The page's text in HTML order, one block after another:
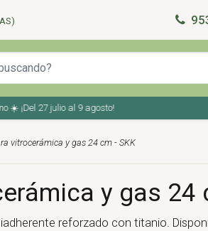
¡Del 27 julio al 9 agosto!
vitrocerámica y gas 24 cm - SKK
y gas 24
reforzado con titanio.